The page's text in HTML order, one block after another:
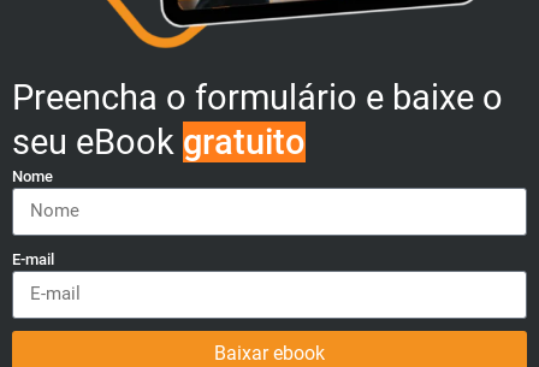
Preencha o formulário e baixe o
seu eBook gratuito
Nome
E-mail
Baixar ebook